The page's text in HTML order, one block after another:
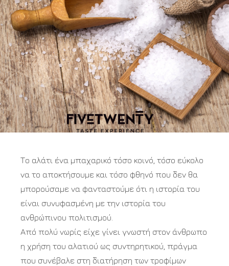
ΑΛΑΤΙ, ΕΝΑ ΑΠΛΟ
ΜΠΑΧΑΡΙΚΟ Ή ΜΙΑ Μ
ΕΓΑΛΗ ΙΣΤΟΡΙΑ;
Το αλάτι ένα μπαχαρικό τόσο κοινό, τόσο εύκολο
να το αποκτήσουμε και τόσο φθηνό που δεν θα
μπορούσαμε να φανταστούμε ότι η ιστορία του
είναι συνυφασμένη με την ιστορία του
ανθρώπινου πολιτισμού.
Από πολύ νωρίς είχε γίνει γνωστή στον άνθρωπο
η χρήση του αλατιού ως συντηρητικού, πράγμα
που συνέβαλε στη διατήρηση των τροφίμων